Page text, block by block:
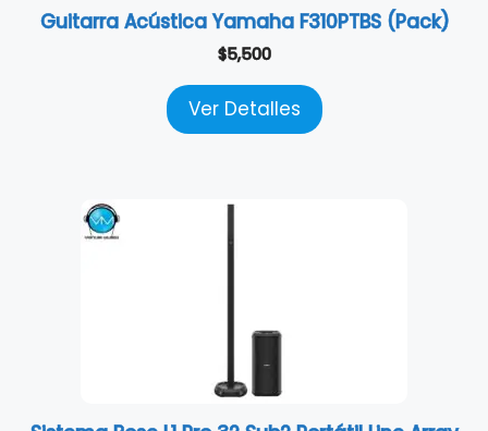
Guitarra Acústica Yamaha F310PTBS (Pack)
$5,500
Ver Detalles